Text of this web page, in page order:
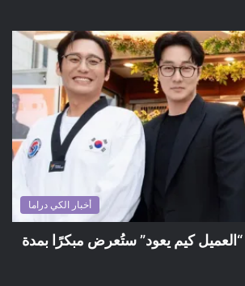
أخبار الكي دراما
“العميل كيم يعود” ستُعرض مبكرًا بمدة